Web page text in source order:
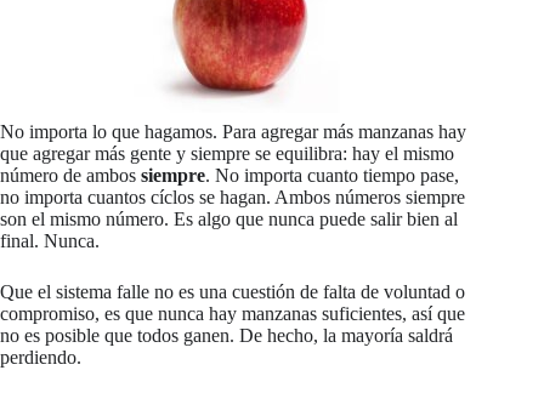
No importa lo que hagamos. Para agregar más manzanas hay
que agregar más gente y siempre se equilibra: hay el mismo
número de ambos siempre. No importa cuanto tiempo pase,
no importa cuantos cíclos se hagan. Ambos números siempre
son el mismo número. Es algo que nunca puede salir bien al
final. Nunca.
Que el sistema falle no es una cuestión de falta de voluntad o
compromiso, es que nunca hay manzanas suficientes, así que
no es posible que todos ganen. De hecho, la mayoría saldrá
perdiendo.